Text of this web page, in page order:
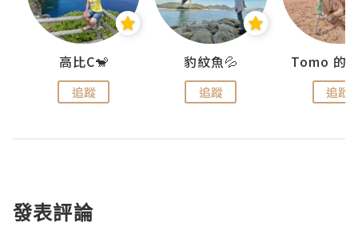
高比C🐒
追蹤
豹紋魚💦
追蹤 追蹤
發表評論